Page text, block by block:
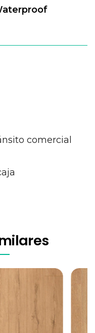
comercial